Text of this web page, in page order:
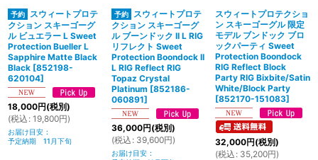
スウィートプロテ
クション スキーゴーグ
ル ビュエラー L Sweet
Protection Bueller L
Sapphire Matte Black
Black [852198-
620104]
18,000円(税別)
(税込 : 19,800円)
お届け目安 :
予定納期 11月下旬
スウィートプロテ
クション スキーゴーグ
ル ブーンドック II L RIG
リフレクト Sweet
Protection Boondock II
L RIG Reflect RIG
Topaz Crystal
Platinum [852186-
060891]
36,000円(税別)
(税込 : 39,600円)
お届け目安 :
スウィートプロテクショ
ン スキーゴーグル 限定
モデル ブンドック ブロ
ックパーティ Sweet
Protection Boondock
RIG Reflect Block
Party RIG Bixbite/Satin
White/Block Party
[852170-151083]
32,000円(税別)
(税込 : 35,200円)